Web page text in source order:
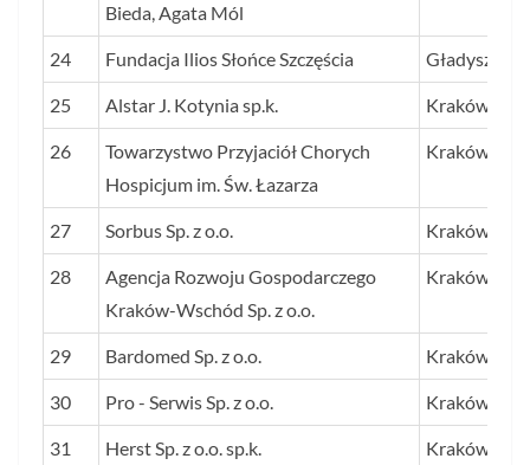
Bieda, Agata Mól
24 Fundacja Ilios Słońce Szczęścia Gładyszów
25 Alstar J. Kotynia sp.k. Kraków
26
Towarzystwo Przyjaciół Chorych
Hospicjum im. Św. Łazarza
Kraków
27 Sorbus Sp. z o.o. Kraków
28
Agencja Rozwoju Gospodarczego
Kraków-Wschód Sp. z o.o.
Kraków
29 Bardomed Sp. z o.o. Kraków
30 Pro - Serwis Sp. z o.o. Kraków
31 Herst Sp. z o.o. sp.k. Kraków